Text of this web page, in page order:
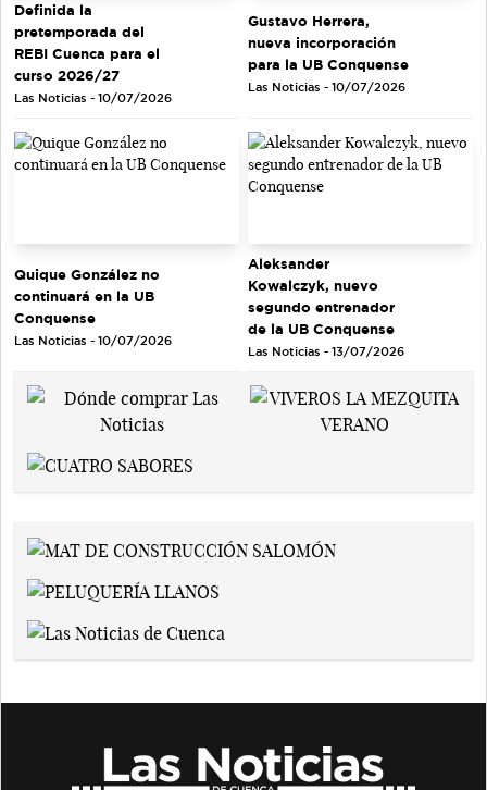
Definida la
pretemporada del
REBI Cuenca para el
curso 2026/27
Las Noticias - 10/07/2026
Gustavo Herrera,
nueva incorporación
para la UB Conquense
Las Noticias - 10/07/2026
Quique González no
continuará en la UB
Conquense
Las Noticias - 10/07/2026
Aleksander
Kowalczyk, nuevo
segundo entrenador
de la UB Conquense
Las Noticias - 13/07/2026